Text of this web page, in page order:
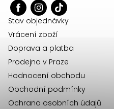
Stav objednávky
Vrácení zboží
Doprava a platba
Prodejna v Praze
Hodnocení obchodu
Obchodní podmínky
Ochrana osobních údajů